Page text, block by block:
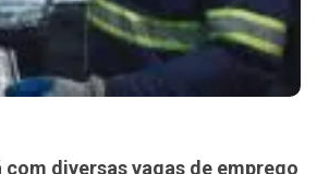
com diversas vagas de emprego